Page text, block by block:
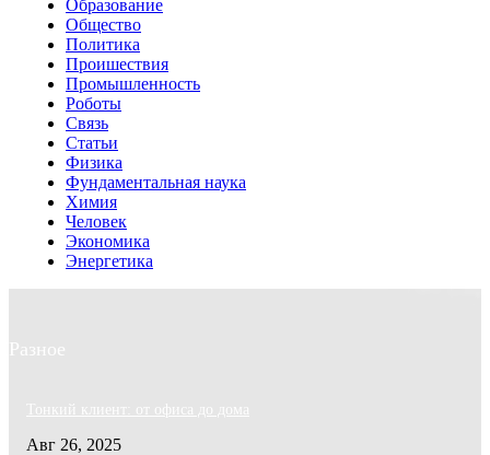
Образование
Общество
Политика
Проишествия
Промышленность
Роботы
Связь
Статьи
Физика
Фундаментальная наука
Химия
Человек
Экономика
Энергетика
Разное
Тонкий клиент: от офиса до дома
Авг 26, 2025